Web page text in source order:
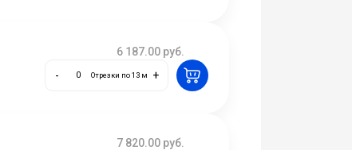
6 187.00 руб.
-
Отрезки по 13 м +
7 820.00 руб.